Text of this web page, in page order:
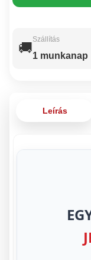
🚚
Szállítás
1 munkanap
Leírás